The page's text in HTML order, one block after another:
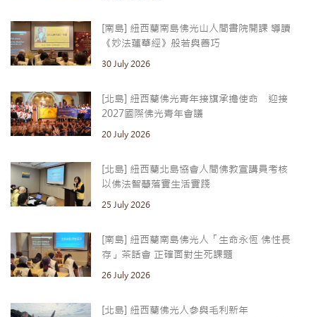
[南島] 紐西蘭南島佛光山人間書院開課 導讀
《妙法蓮華經》般若與善巧
30 July 2026
[北島] 紐西蘭佛光青年接旗承擔使命 迎接
2027國際佛光青年會議
20 July 2026
[北島] 紐西蘭北島協會人間佛教宣講員考核
以佛法智慧落實生活實踐
25 July 2026
[南島] 紐西蘭南島佛光人「生命永恆 佛性長
存」茶話會 正確面對生死課題
26 July 2026
[北島] 紐西蘭佛光人參與毛利新年